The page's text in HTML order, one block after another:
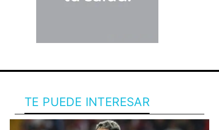
TE PUEDE INTERESAR